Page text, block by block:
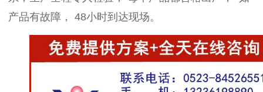
产品有故障， 48小时到达现场。